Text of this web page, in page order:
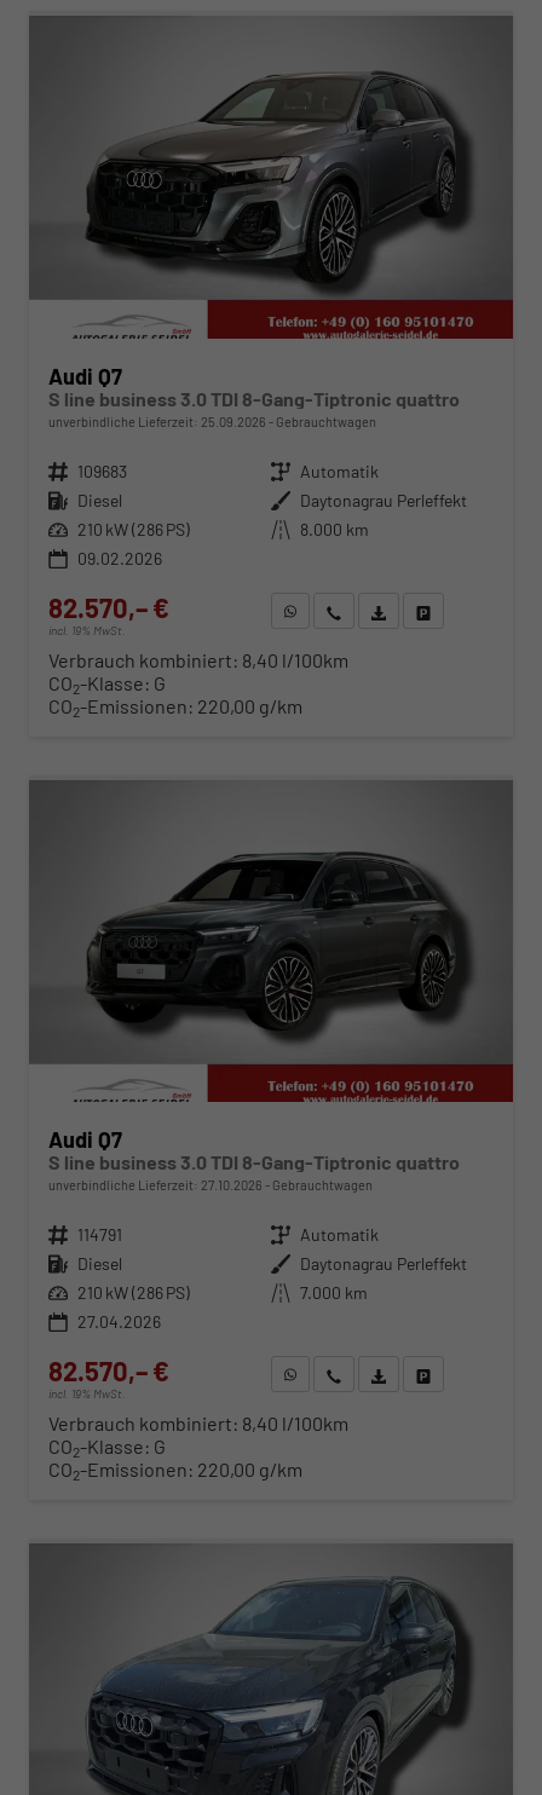
Audi Q7
S line business 3.0 TDI 8-Gang-Tiptronic quattro
unverbindliche Lieferzeit: 25.09.2026 Gebrauchtwagen
Fahrzeugnr. 109683 Getriebe Automatik
Kraftstoff Diesel Außenfarbe Daytonagrau Perleffekt
Leistung 210 kW (286 PS) Kilometerstand 8.000 km
09.02.2026
82.570,– €
incl. 19% MwSt.
WhatsApp anfragen
Wir rufen Sie anFahrzeugexposé (PDF)
Verbrauch kombiniert: 8,40 l/100km
CO2-Klasse: G
CO2-Emissionen: 220,00 g/km
Audi Q7
S line business 3.0 TDI 8-Gang-Tiptronic quattro
unverbindliche Lieferzeit: 27.10.2026 Gebrauchtwagen
Fahrzeugnr. 114791 Getriebe Automatik
Kraftstoff Diesel Außenfarbe Daytonagrau Perleffekt
Leistung 210 kW (286 PS) Kilometerstand 7.000 km
27.04.2026
82.570,– €
incl. 19% MwSt.
WhatsApp anfragen
Wir rufen Sie anFahrzeugexposé (PDF)
Verbrauch kombiniert: 8,40 l/100km
CO2-Klasse: G
CO2-Emissionen: 220,00 g/km